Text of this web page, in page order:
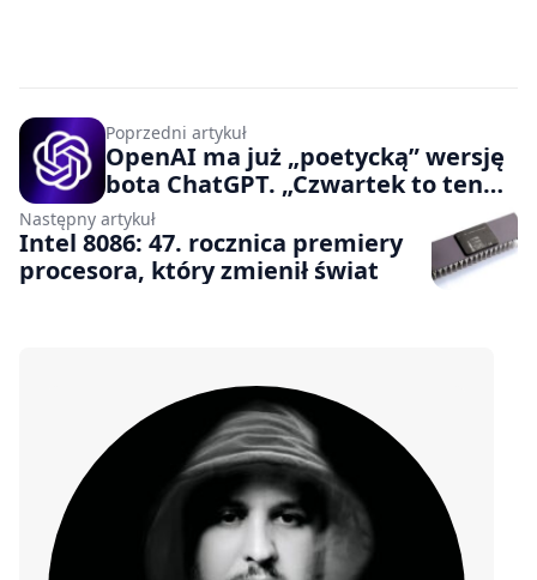
Poprzedni artykuł
OpenAI ma już „poetycką” wersję
bota ChatGPT. „Czwartek to ten
przejściowy dzień, który smakuje
prawie jak piątek”
Następny artykuł
Intel 8086: 47. rocznica premiery
procesora, który zmienił świat